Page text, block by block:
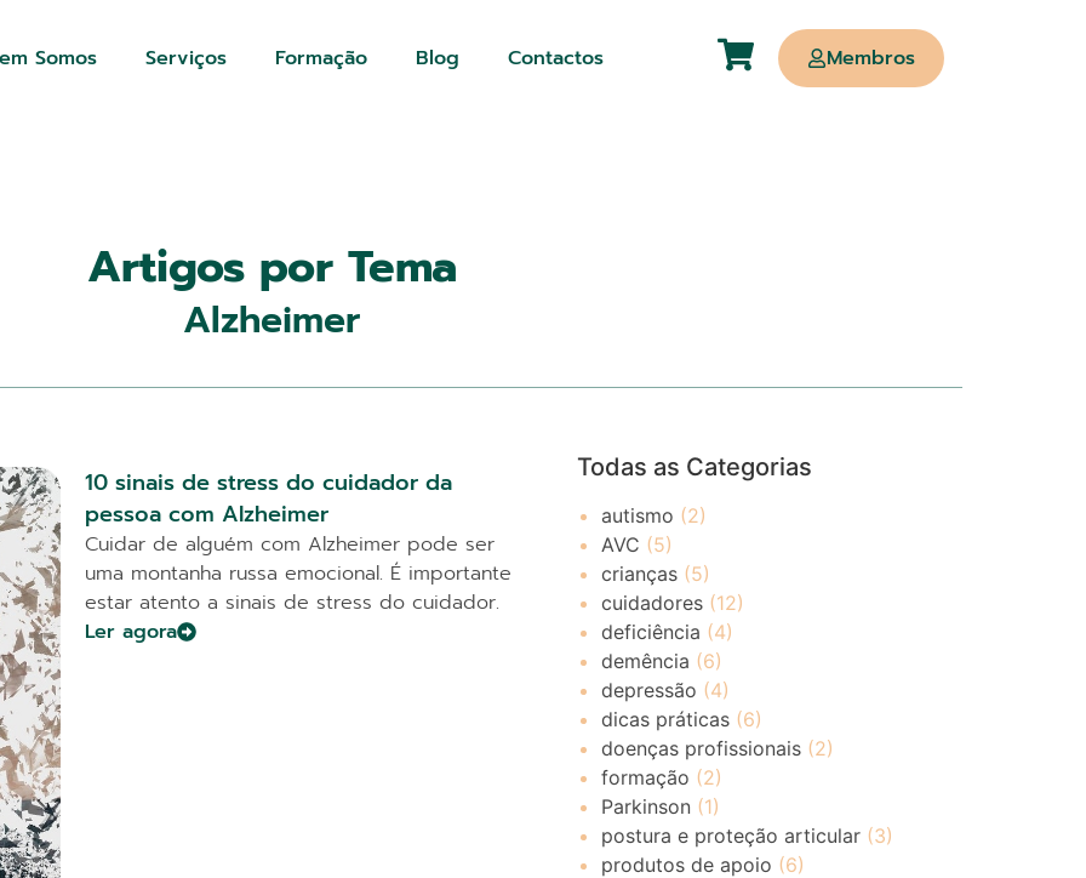
Somos Serviços Formação Blog Contactos Membros
Artigos por Tema
Alzheimer
10 sinais de stress do cuidador da
pessoa com Alzheimer
Cuidar de alguém com Alzheimer pode ser
uma montanha russa emocional. É importante
estar atento a sinais de stress do cuidador.
Ler agora
Todas as Categorias
autismo (2)
AVC (5)
crianças(5)
cuidadores(12)
deficiência (4)
demência (6)
depressão (4)
dicas práticas(6)
doenças profissionais(2)
formação (2)
Parkinson (1)
postura e proteção articular(3)
produtos de apoio (6)